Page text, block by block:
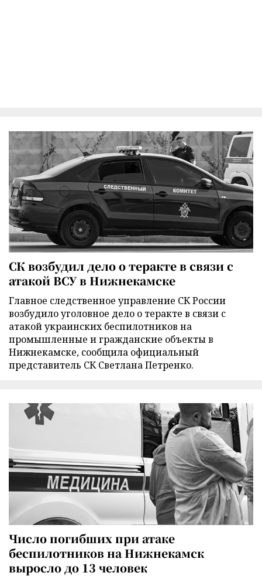
СК возбудил дело о теракте в связи с
атакой ВСУ в Нижнекамске
Главное следственное управление СК России
возбудило уголовное дело о теракте в связи с
атакой украинских беспилотников на
промышленные и гражданские объекты в
Нижнекамске, сообщила официальный
представитель СК Светлана Петренко.
Число погибших при атаке
беспилотников на Нижнекамск
выросло до 13 человек